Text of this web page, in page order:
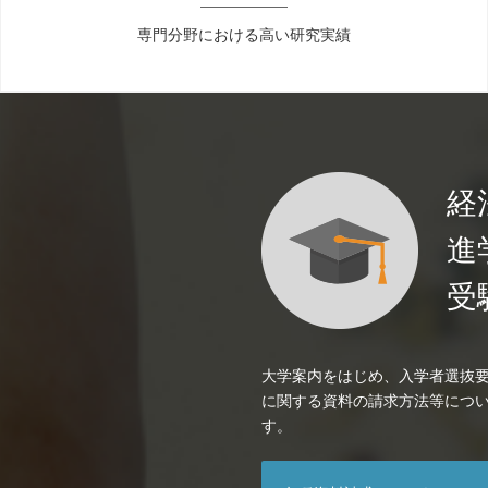
専門分野における高い研究実績
経
進
受
大学案内をはじめ、入学者選抜
に関する資料の請求方法等につ
す。